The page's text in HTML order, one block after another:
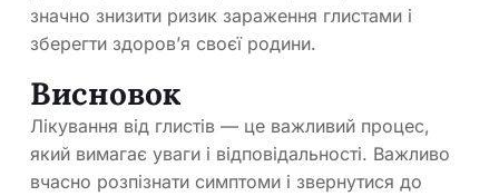
значно знизити ризик зараження глистами і
зберегти здоров’я своєї родини.
Висновок
Лікування від глистів — це важливий процес,
який вимагає уваги і відповідальності. Важливо
вчасно розпізнати симптоми і звернутися до